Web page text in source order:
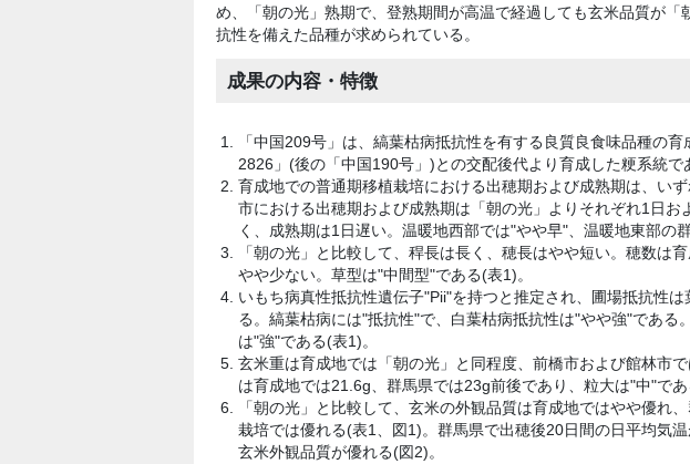
め、「朝の光」熟期で、登熟期間が高温で経過しても玄米品質が
抗性を備えた品種が求められている。
成果の内容・特徴
「中国209号」は、縞葉枯病抵抗性を有する良質良食味品種の
2826」(後の「中国190号」)との交配後代より育成した粳系統で
育成地での普通期移植栽培における出穂期および成熟期は、い
市における出穂期および成熟期は「朝の光」よりそれぞれ1日
く、成熟期は1日遅い。温暖地西部では"やや早"、温暖地東部の
「朝の光」と比較して、稈長は長く、穂長はやや短い。穂数は
やや少ない。草型は"中間型"である(表1)。
いもち病真性抵抗性遺伝子"Pii"を持つと推定され、圃場抵抗性
る。縞葉枯病には"抵抗性"で、白葉枯病抵抗性は"やや強"である
は"強"である(表1)。
玄米重は育成地では「朝の光」と同程度、前橋市および館林市
は育成地では21.6g、群馬県では23g前後であり、粒大は"中"であ
「朝の光」と比較して、玄米の外観品質は育成地ではやや優れ
栽培では優れる(表1、図1)。群馬県で出穂後20日間の日平均気
玄米外観品質が優れる(図2)。